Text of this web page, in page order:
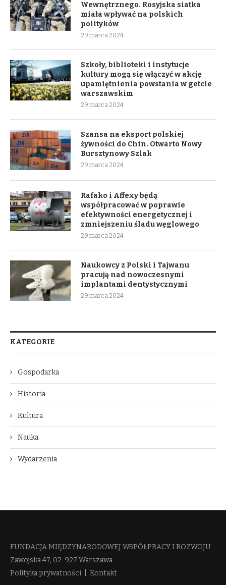
Wewnętrznego. Rosyjska siatka
miała wpływać na polskich
polityków
29 marca 2024
Szkoły, biblioteki i instytucje
kultury mogą się włączyć w akcję
upamiętnienia powstania w getcie
warszawskim
29 marca 2024
Szansa na eksport polskiej
żywności do Chin. Otwarto Nowy
Bursztynowy Szlak
29 marca 2024
Rafako i Affexy będą
współpracować w poprawie
efektywności energetycznej i
zmniejszeniu śladu węglowego
29 marca 2024
Naukowcy z Polski i Tajwanu
pracują nad nowoczesnymi
implantami dentystycznymi
29 marca 2024
KATEGORIE
Gospodarka
Historia
Kultura
Nauka
Wydarzenia
FUNDACJA MIĘDZYNARODOWEJ WSPÓŁPRACY I ROZWOJU​
Zawojska 47, 02-927 Warszawa
Polityka prywatności
Kontakt